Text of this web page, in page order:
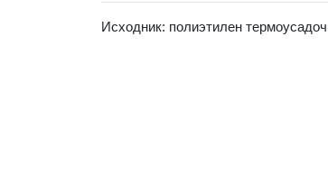
Исходник: полиэтилен